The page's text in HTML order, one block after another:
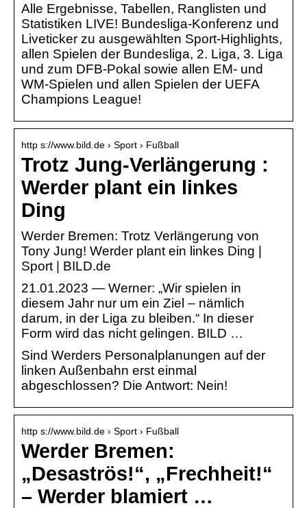
Alle Ergebnisse, Tabellen, Ranglisten und
Statistiken LIVE! Bundesliga-Konferenz und
Liveticker zu ausgewählten Sport-Highlights,
allen Spielen der Bundesliga, 2. Liga, 3. Liga
und zum DFB-Pokal sowie allen EM- und
WM-Spielen und allen Spielen der UEFA
Champions League!
http s://www.bild.de › Sport › Fußball
Trotz Jung-Verlängerung :
Werder plant ein linkes
Ding
Werder Bremen: Trotz Verlängerung von
Tony Jung! Werder plant ein linkes Ding |
Sport | BILD.de
21.01.2023 — Werner: „Wir spielen in
diesem Jahr nur um ein Ziel – nämlich
darum, in der Liga zu bleiben.“ In dieser
Form wird das nicht gelingen. BILD …
Sind Werders Personalplanungen auf der
linken Außenbahn erst einmal
abgeschlossen? Die Antwort: Nein!
http s://www.bild.de › Sport › Fußball
Werder Bremen:
„Desaströs!“, „Frechheit!“
– Werder blamiert …